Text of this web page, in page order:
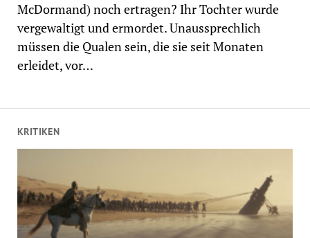
KRITIKEN
McDormand) noch ertragen? Ihr Tochter wurde
vergewaltigt und ermordet. Unaussprechlich
müssen die Qualen sein, die sie seit Monaten
erleidet, vor…